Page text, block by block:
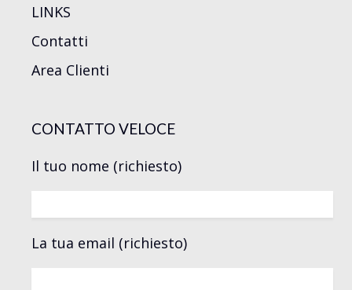
LINKS
Contatti
Area Clienti
CONTATTO VELOCE
Il tuo nome (richiesto)
La tua email (richiesto)